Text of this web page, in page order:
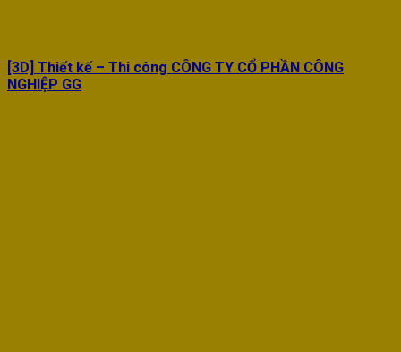
[3D] Thiết kế – Thi công CÔNG TY CỔ PHẦN CÔNG
NGHIỆP GG